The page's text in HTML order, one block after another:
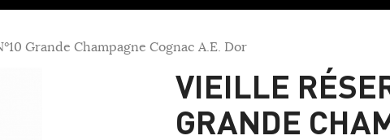
Grande Champagne Cognac A.E. Dor
VIEILLE
GRANDE